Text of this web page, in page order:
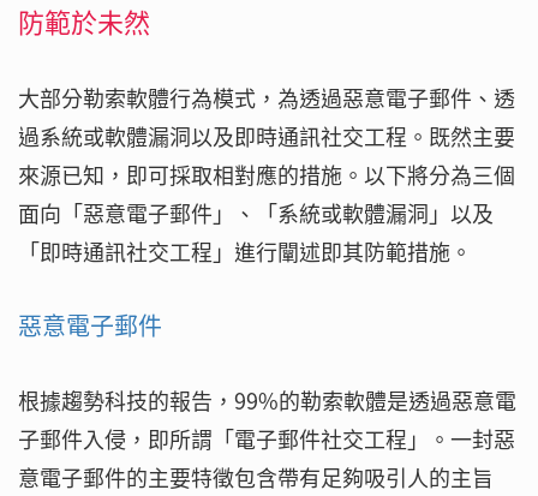
防範於未然
大部分勒索軟體行為模式，為透過惡意電子郵件、透
過系統或軟體漏洞以及即時通訊社交工程。既然主要
來源已知，即可採取相對應的措施。以下將分為三個
面向「惡意電子郵件」、「系統或軟體漏洞」以及
「即時通訊社交工程」進行闡述即其防範措施。
惡意電子郵件
根據趨勢科技的報告，99%的勒索軟體是透過惡意電
子郵件入侵，即所謂「電子郵件社交工程」。一封惡
意電子郵件的主要特徵包含帶有足夠吸引人的主旨